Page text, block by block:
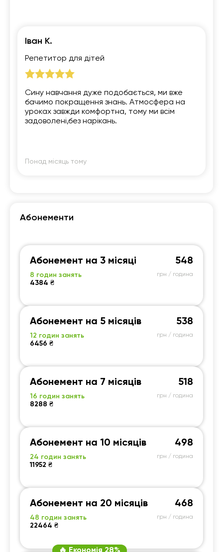
Іван К.
Репетитор для дітей
Сину навчання дуже подобається, ми вже
бачимо покращення знань. Атмосфера на
уроках завжди комфортна, тому ми всім
задоволені,без нарікань.
Понад місяць тому
Абонементи
Абонемент на 3 місяці
8 годин занять
4384 ₴
548
грн / година
Абонемент на 5 місяців
12 годин занять
6456 ₴
538
грн / година
Абонемент на 7 місяців
16 годин занять
8288 ₴
518
грн / година
Абонемент на 10 місяців
24 годин занять
11952 ₴
498
грн / година
Абонемент на 20 місяців
48 годин занять
22464 ₴
468
грн / година